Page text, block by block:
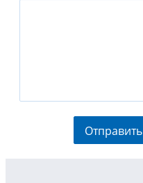
Отправить